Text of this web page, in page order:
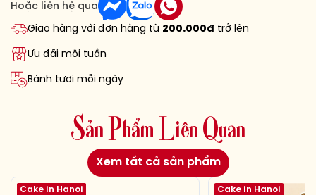
Hoặc liên hệ qua
Giao hàng với đơn hàng từ 200.000đ trở lên
Ưu đãi mỗi tuần
Bánh tươi mỗi ngày
Sản Phẩm Liên Quan
Xem tất cả sản phẩm
Cake in Hanoi Cake in Hanoi